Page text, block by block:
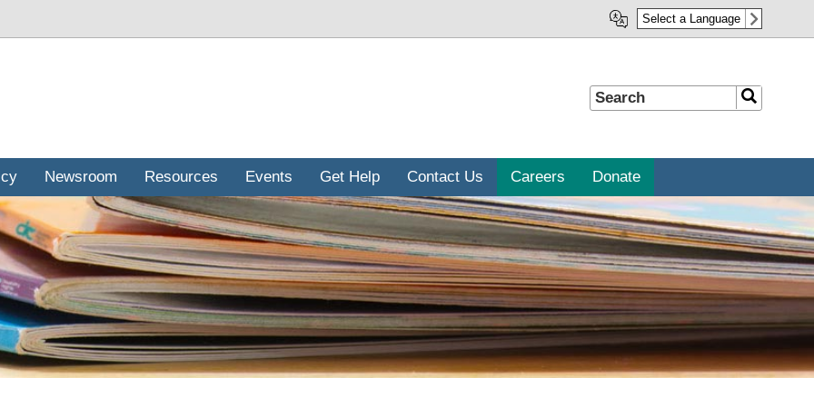
Select a Language
Search Search
Newsroom Resources Events Get Help Contact Us Careers Donate